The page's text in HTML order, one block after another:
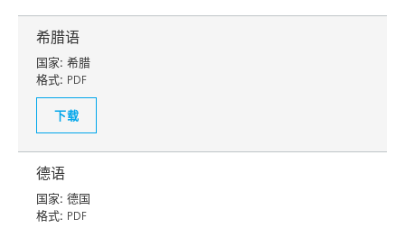
希腊语
国家: 希腊
格式: PDF
下载
德语
国家: 德国
格式: PDF